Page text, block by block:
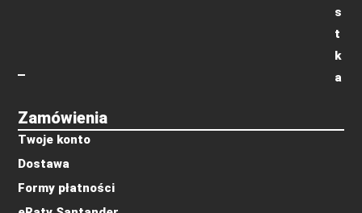
Zamówienia
Twoje konto
Dostawa
Formy płatności
s
t
k
a